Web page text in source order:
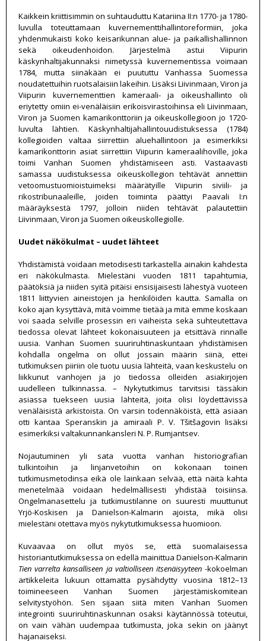
Kaikkein kriittisimmin on suhtauduttu Katariina II:n 1770- ja 1780-
luvulla toteuttamaan kuvernementtihallintoreformiin, joka
yhdenmukaisti koko keisarikunnan alue- ja paikallishallinnon
sekä oikeudenhoidon. Järjestelmä astui Viipurin
käskynhaltijakunnaksi nimetyssä kuvernementissa voimaan
1784, mutta siinäkään ei puututtu Vanhassa Suomessa
noudatettuihin ruotsalaisiin lakeihin. Lisäksi Liivinmaan, Viron ja
Viipurin kuvernementtien kameraali- ja oikeushallinto oli
eriytetty omiin ei-venäläisiin erikoisvirastoihinsa eli Liivinmaan,
Viron ja Suomen kamarikonttoriin ja oikeuskollegioon jo 1720-
luvulta lähtien. Käskynhaltijahallintouudistuksessa (1784)
kollegioiden valtaa siirrettiin aluehallintoon ja esimerkiksi
kamarikonttorin asiat siirrettiin Viipurin kameraalihoville, joka
toimi Vanhan Suomen yhdistämiseen asti. Vastaavasti
samassa uudistuksessa oikeuskollegion tehtävät annettiin
vetoomustuomioistuimeksi määrätyille Viipurin siviili- ja
rikostribunaaleille, joiden toiminta päättyi Paavali I:n
määräyksestä 1797, jolloin niiden tehtävät palautettiin
Liivinmaan, Viron ja Suomen oikeuskollegiolle.
Uudet näkökulmat – uudet lähteet
Yhdistämistä voidaan metodisesti tarkastella ainakin kahdesta
eri näkökulmasta. Mielestäni vuoden 1811 tapahtumia,
päätöksiä ja niiden syitä pitäisi ensisijaisesti lähestyä vuoteen
1811 liittyvien aineistojen ja henkilöiden kautta. Samalla on
koko ajan kysyttävä, mitä voimme tietää ja mitä emme koskaan
voi saada selville prosessin eri vaiheista sekä suhteutettava
tiedossa olevat lähteet kokonaisuuteen ja etsittävä rinnalle
uusia. Vanhan Suomen suuriruhtinaskuntaan yhdistämisen
kohdalla ongelma on ollut jossain määrin siinä, ettei
tutkimuksen piiriin ole tuotu uusia lähteitä, vaan keskustelu on
liikkunut vanhojen ja jo tiedossa olleiden asiakirjojen
uudelleen tulkinnassa. – Nykytutkimus tarvitsisi tässäkin
asiassa tuekseen uusia lähteitä, joita olisi löydettävissä
venäläisistä arkistoista. On varsin todennäköistä, että asiaan
otti kantaa Speranskin ja amiraali P. V. Tšitšagovin lisäksi
esimerkiksi valtakunnankansleri N. P. Rumjantsev.
Nojautuminen yli sata vuotta vanhan historiografian
tulkintoihin ja linjanvetoihin on kokonaan toinen
tutkimusmetodinsa eikä ole lainkaan selvää, että näitä kahta
menetelmää voidaan hedelmällisesti yhdistää toisiinsa.
Ongelmanasettelu ja tutkimustilanne on suuresti muuttunut
Yrjö-Koskisen ja Danielson-Kalmarin ajoista, mikä olisi
mielestäni otettava myös nykytutkimuksessa huomioon.
Kuvaavaa on ollut myös se, että suomalaisessa
historiantutkimuksessa on edellä mainittua Danielson-Kalmarin
Tien varrelta kansalliseen ja valtiolliseen itsenäisyyteen-kokoelman
artikkeleita lukuun ottamatta pysähdytty vuosina 1812–13
toimineeseen Vanhan Suomen järjestämiskomitean
selvitystyöhön. Sen sijaan siitä miten Vanhan Suomen
integrointi suuriruhtinaskunnan osaksi käytännössä toteutui,
on vain vähän uudempaa tutkimusta, joka sekin on jäänyt
hajanaiseksi.